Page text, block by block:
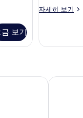
보기
자세히 보기
로
트
히 에덴 파라